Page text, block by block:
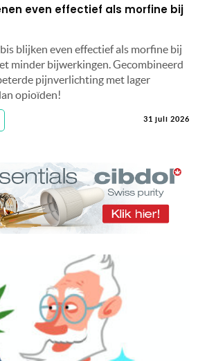
even effectief als morfine bij
blijken even effectief als morfine bij
minder bijwerkingen. Gecombineerd
pijnverlichting met lager
opioïden!
31 juli 2026